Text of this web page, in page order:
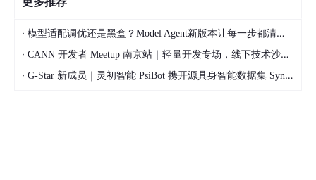
· 模型适配调优还是黑盒？Model Agent新版本让每一步都清晰可见
· CANN 开发者 Meetup 南京站｜轻量开发专场，线下技术沙龙正式开启报名
· G-Star 新成员｜灵初智能 PsiBot 携开源具身智能数据集 SynData 入驻 AtomGit